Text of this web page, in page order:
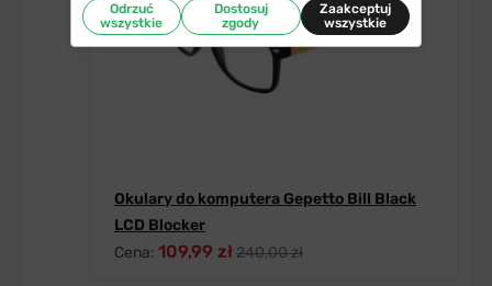
Okulary do komputera Gepetto Bill Black
LCD Blocker
Cena: 109,99 zł240,00 zł
Odrzuć
wszystkie
Dostosuj
zgody
Zaakceptuj
wszystkie